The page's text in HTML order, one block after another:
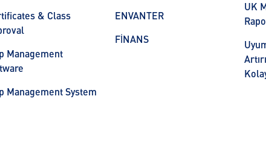
& Class
Management
Management System
ENVANTER
FİNANS
UK